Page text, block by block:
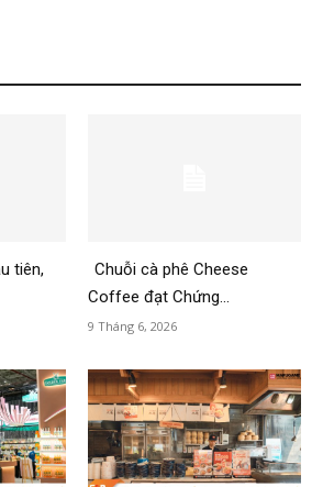
tiên,
Chuỗi cà phê Cheese
Coffee đạt Chứng...
9 Tháng 6, 2026